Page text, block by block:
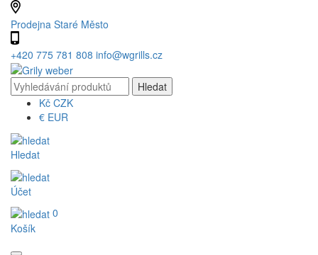
Prodejna Staré Město
+420 775 781 808 info@wgrills.cz
Kč CZK
€ EUR
Hledat
Účet
0
Košík